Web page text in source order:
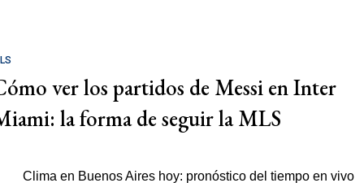
ver los partidos de Messi en Inter
la forma de seguir la MLS